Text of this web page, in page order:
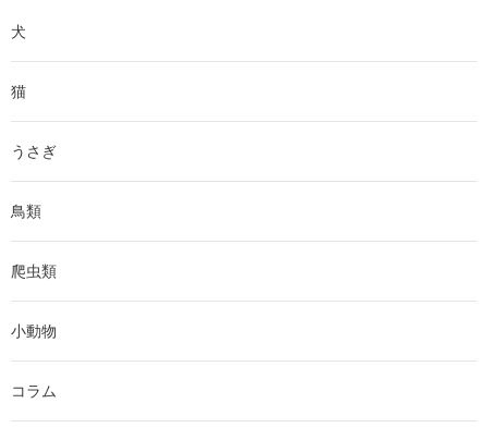
犬
猫
うさぎ
鳥類
爬虫類
小動物
コラム